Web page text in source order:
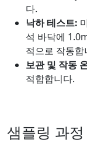
다.
낙하 테스트:
석 바닥에
적으로 작동합
보관 및 작동
적합합니다.
샘플링 과정